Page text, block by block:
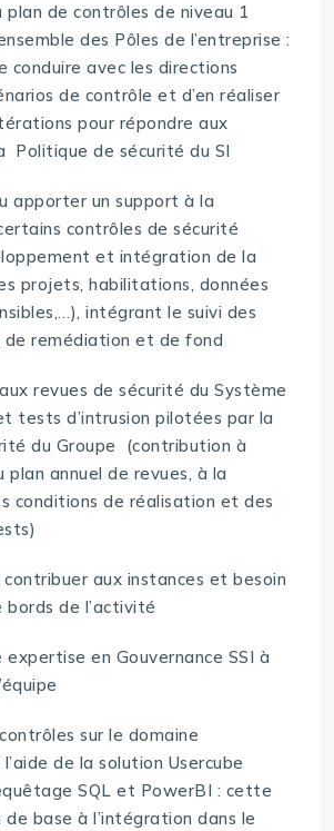
plan de contrôles de niveau 1
des Pôles de l’entreprise :
conduire avec les directions
de contrôle et d’en réaliser
pour répondre aux
Politique de sécurité du SI
apporter un support à la
contrôles de sécurité
et intégration de la
projets, habilitations, données
intégrant le suivi des
de remédiation et de fond
revues de sécurité du Système
tests d’intrusion pilotées par la
du Groupe (contribution à
plan annuel de revues, à la
conditions de réalisation et des
aux instances et besoin
de l’activité
en Gouvernance SSI à
sur le domaine
de la solution Usercube
SQL et PowerBI : cette
base à l’intégration dans le